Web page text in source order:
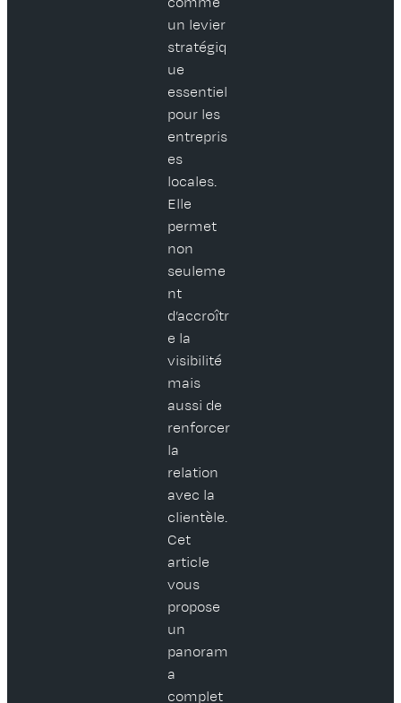
un levier
stratégiq
ue
essentiel
pour les
entrepris
es
locales.
Elle
permet
non
seuleme
nt
d’accroîtr
e la
visibilité
mais
aussi de
renforcer
la
relation
avec la
clientèle.
Cet
article
vous
propose
un
panoram
a
complet